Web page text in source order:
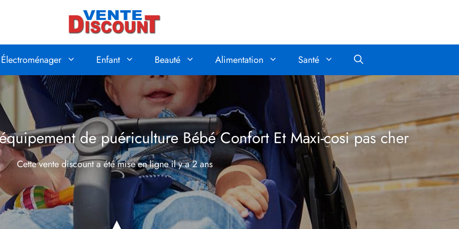
Électroménager Enfant Beauté Alimentation Santé
de puériculture Bébé Confort Et Maxi-cosi pas cher
Cette vente discount a été mise en ligneil y a 2 ans